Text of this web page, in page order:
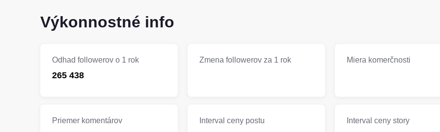
Výkonnostné info
Odhad followerov o 1 rok
265 438
Zmena followerov za 1 rok Miera komerčnosti
Priemer komentárov Interval ceny postu Interval ceny story